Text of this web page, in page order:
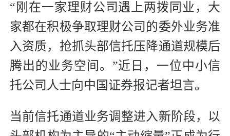
“刚在一家理财公司遇上两拨同业，大
家都在积极争取理财公司的委外业务准
入资质，抢抓头部信托压降通道规模后
腾出的业务空间。”近日，一位中小信
托公司人士向中国证券报记者坦言。
当前信托通道业务调整进入新阶段，以